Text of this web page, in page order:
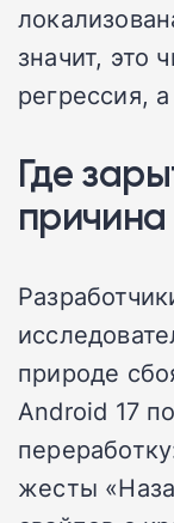
значит, это
регрессия,
Где
причина
природе
Android 17
жесты